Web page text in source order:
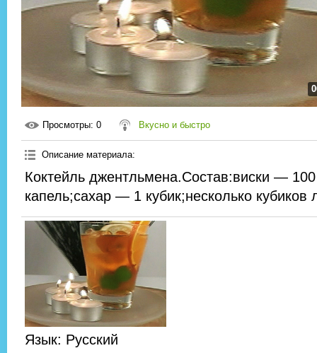
Просмотры: 0 Вкусно и быстро
Описание материала:
Коктейль джентльмена.Состав:виски —
капель;сахар — 1 кубик;несколько кубиков
Язык: Русский